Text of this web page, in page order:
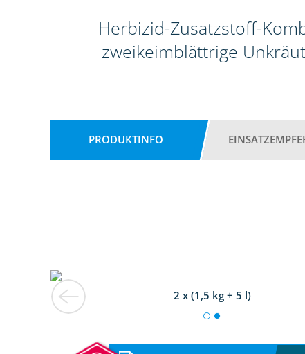
Herbizid-Zusatzstoff-
zweikeimblättrige
PRODUKTINFO
2 x (1,5 kg + 5 l)